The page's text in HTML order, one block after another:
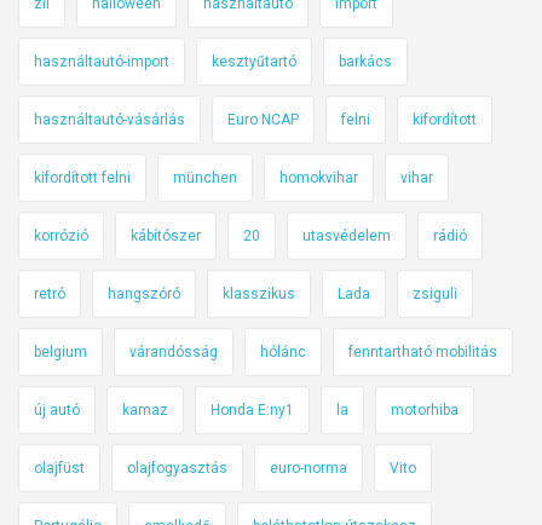
használtautó-import kesztyűtartó barkács
használtautó-vásárlás Euro NCAP felni kifordított
kifordított felni münchen homokvihar vihar
korrózió kábítószer 20 utasvédelem rádió
retró hangszóró klasszikus Lada zsiguli
belgium várandósság hólánc fenntartható mobilitás
új autó kamaz Honda E:ny1 la motorhiba
olajfüst olajfogyasztás euro-norma Vito